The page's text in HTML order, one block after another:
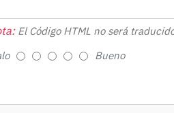
El Código HTML no será
Bueno